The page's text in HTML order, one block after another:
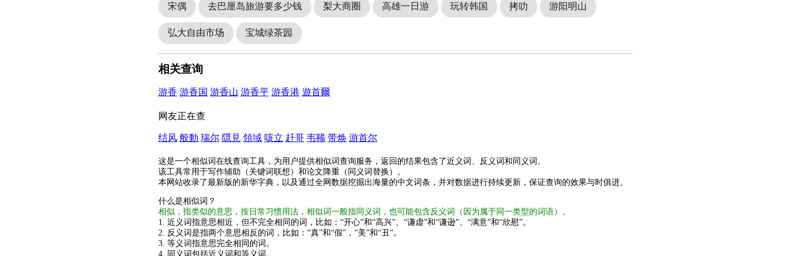
宋偶 去巴厘岛旅游要多少钱 梨大商圈 高雄一日游 玩转韩国 拷叻 游阳明山
弘大自由市场 宝城绿茶园
相关查询
游香 游香国 游香山 游香平 游香港 遊首爾
网友正在查
结风 般動 瑞尔 隱見 領域 咳立 赶哥 韦鞴 带焕 游首尔
这是一个相似词在线查询工具，为用户提供相似词查询服务，返回的结果包含了近义词、反义词和同义词。
该工具常用于写作辅助（关键词联想）和论文降重（同义词替换）。
本网站收录了最新版的新华字典，以及通过全网数据挖掘出海量的中文词条，并对数据进行持续更新，保证查询的效果与时俱进。
什么是相似词？
相似，指类似的意思，按日常习惯用法，相似词一般指同义词，也可能包含反义词（因为属于同一类型的词语）。
1. 近义词指意思相近，但不完全相同的词，比如：“开心”和“高兴”、“谦虚”和“谦逊”、“满意”和“欣慰”。
2. 反义词是指两个意思相反的词，比如：“真”和“假”，“美”和“丑”。
3. 等义词指意思完全相同的词。
4. 同义词包括近义词和等义词。